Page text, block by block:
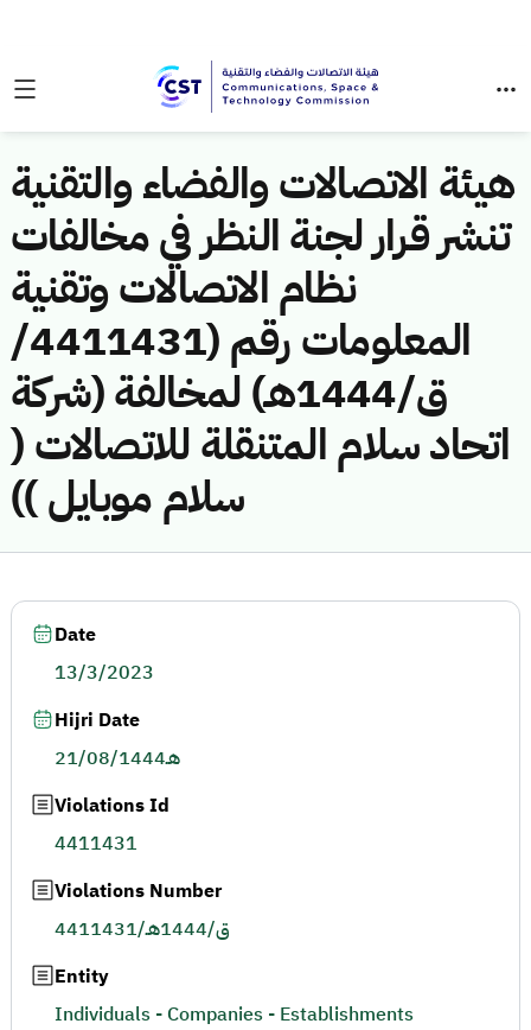
هيئة الاتصالات والفضاء والتقنية
تنشر قرار لجنة النظر في مخالفات
نظام الاتصالات وتقنية
المعلومات رقم (4411431/
ق/1444هـ) لمخالفة (شركة
اتحاد سلام المتنقلة للاتصالات (
سلام موبايل ))
Date
13/3/2023
Hijri Date
21/08/1444هـ
Violations Id
4411431
Violations Number
4411431/ق/1444هـ
Entity
Individuals - Companies - Establishments